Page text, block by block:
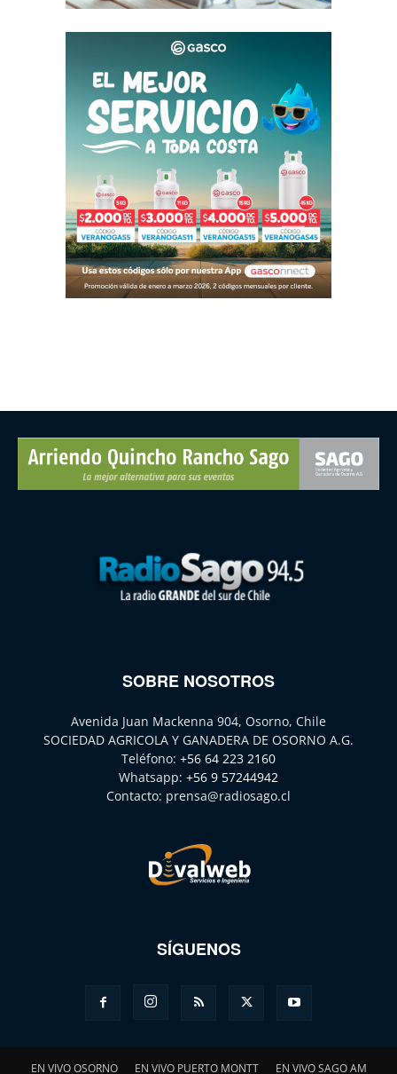
SOBRE NOSOTROS
Avenida Juan Mackenna 904, Osorno, Chile
SOCIEDAD AGRICOLA Y GANADERA DE OSORNO A.G.
Teléfono: +56 64 223 2160
Whatsapp: +56 9 57244942
Contacto: prensa@radiosago.cl
SÍGUENOS
EN VIVO OSORNO EN VIVO PUERTO MONTT EN VIVO SAGO AM